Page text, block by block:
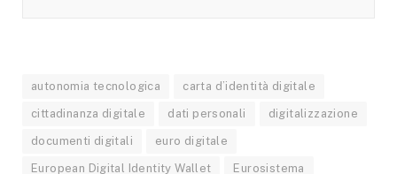
autonomia tecnologica carta d’identità digitale
cittadinanza digitale dati personali digitalizzazione
documenti digitali euro digitale
European Digital Identity Wallet Eurosistema